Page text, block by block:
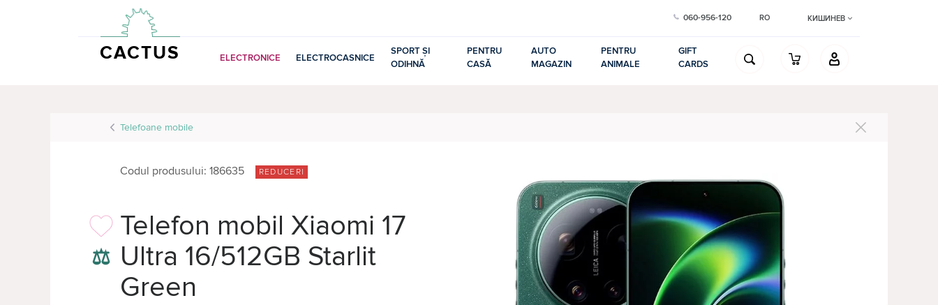
CACTUS
060-956-120 RO КИШИНЕВ
ELECTRONICE ELECTROCASNICE
SPORT ȘI
ODIHNĂ
PENTRU
CASĂ
AUTO
MAGAZIN
PENTRU
ANIMALE
GIFT
CARDS
Telefoane mobile
Codul produsului: 186635 REDUCERI
⚖
Telefon mobil Xiaomi 17
Ultra 16/512GB Starlit
Green